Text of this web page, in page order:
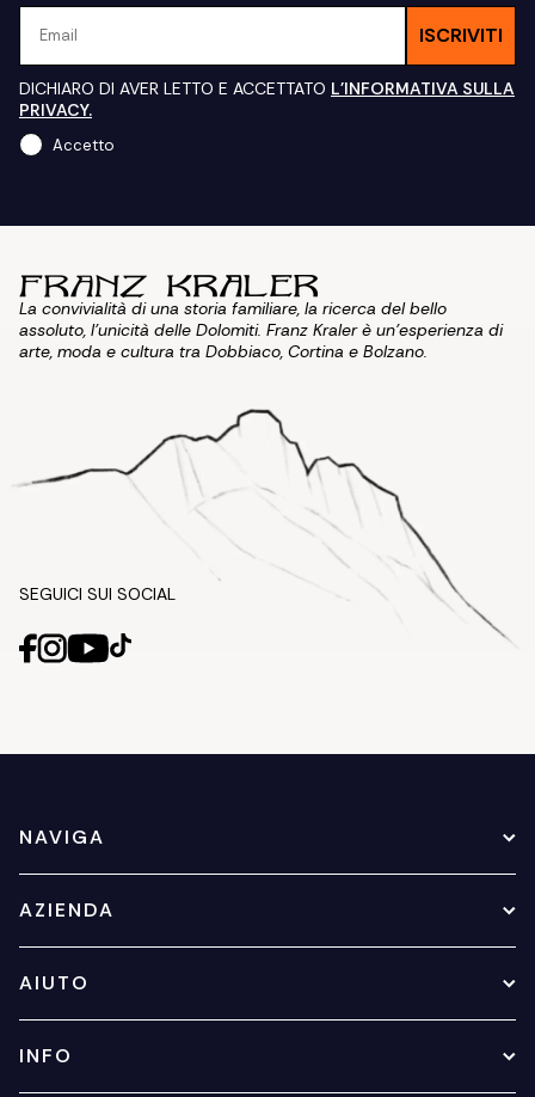
ISCRIVITI
DICHIARO DI AVER LETTO E ACCETTATO L'INFORMATIVA SULLA
PRIVACY.
Accetto
La convivialità di una storia familiare, la ricerca del bello
assoluto, l'unicità delle Dolomiti. Franz Kraler è un'esperienza di
arte, moda e cultura tra Dobbiaco, Cortina e Bolzano.
SEGUICI SUI SOCIAL
NAVIGA
AZIENDA
AIUTO
INFO